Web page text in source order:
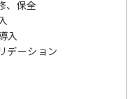
、保全
入
デーション